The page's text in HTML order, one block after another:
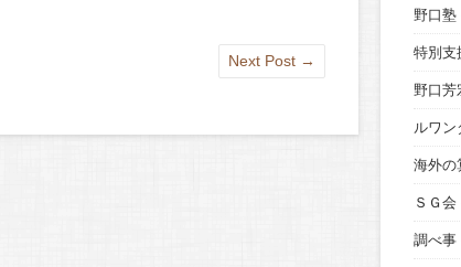
Next Post →
野口塾
特別支
野口芳
ルワン
海外の
ＳＧ会
調べ事